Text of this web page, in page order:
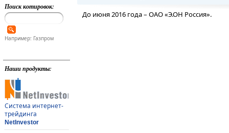
Поиск котировок:
Например: Газпром
Наши продукты:
Система интернет-
трейдинга
NetInvestor
До июня 2016 года – ОАО «Э.ОН Россия».